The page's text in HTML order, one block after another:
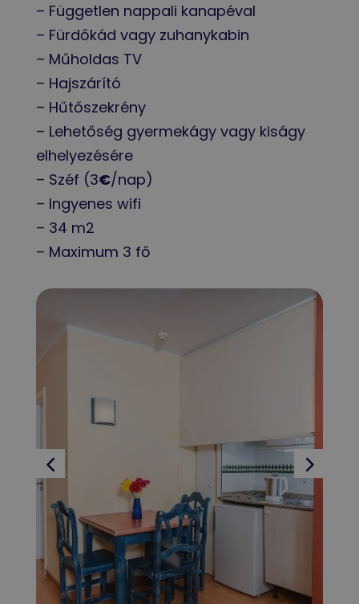
– Független nappali kanapéval
– Fürdőkád vagy zuhanykabin
– Műholdas TV
– Hajszárító
– Hűtőszekrény
– Lehetőség gyermekágy vagy kiságy
elhelyezésére
– Széf (3€/nap)
– Ingyenes wifi
– 34 m2
– Maximum 3 fő